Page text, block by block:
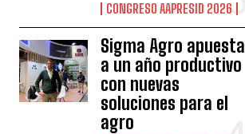
CONGRESO AAPRESID 2026
Sigma Agro apuesta
a un año productivo
con nuevas
soluciones para el
agro